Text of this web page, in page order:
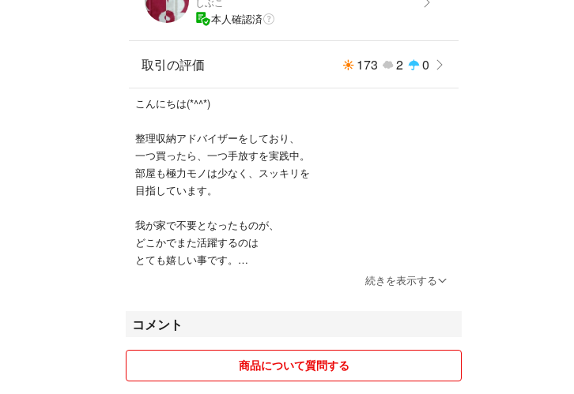
本人確認済
取引の評価 173 2 0
こんにちは(*^^*)
整理収納アドバイザーをしており、
一つ買ったら、一つ手放すを実践中。
部屋も極力モノは少なく、スッキリを
目指しています。
我が家で不要となったものが、
どこかでまた活躍するのは
とても嬉しい事です。
北欧インテリア、特にマリメッコを
こよなく愛しています☆
特にクッションカバーが大好きです。
続きを表示する
コメント
商品について質問する